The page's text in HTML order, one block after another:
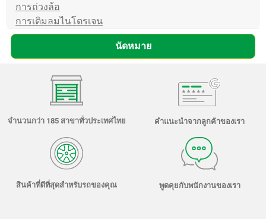
การถ่วงล้อ
การเติมลมไนโตรเจน
นัดหมาย
จำนวนกว่า 185 สาขาทั่วประเทศไทย คำแนะนำจากลูกค้าของเรา
สินค้าที่ดีที่สุดสำหรับรถของคุณ พูดคุยกับพนักงานของเรา